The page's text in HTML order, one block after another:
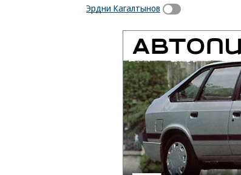
Эрдни Кагалтынов